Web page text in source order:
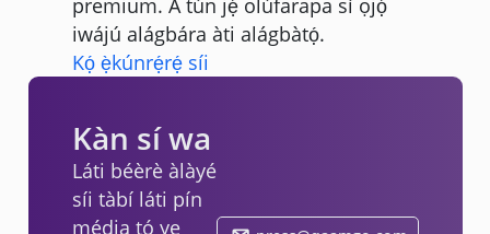
premium. A tún jẹ́ olùfarapa sí ọjọ́
iwájú alágbára àti alágbàtọ́.
Kọ́ ẹ̀kúnrẹ́rẹ́ síi
Kàn sí wa
Láti béèrè àlàyé
síi tàbí láti pín
média tó yẹ